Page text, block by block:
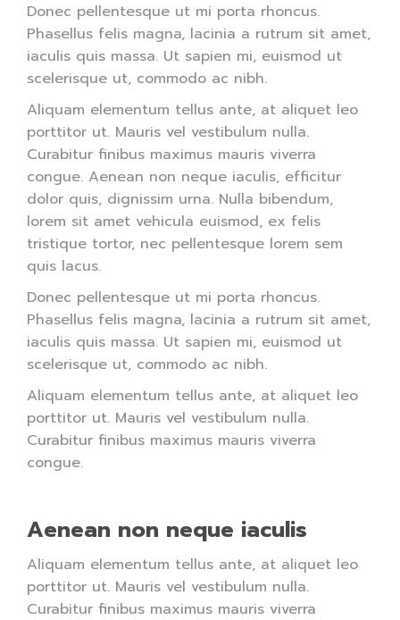
Donec pellentesque ut mi porta rhoncus.
Phasellus felis magna, lacinia a rutrum sit amet,
iaculis quis massa. Ut sapien mi, euismod ut
scelerisque ut, commodo ac nibh.
Aliquam elementum tellus ante, at aliquet leo
porttitor ut. Mauris vel vestibulum nulla.
Curabitur finibus maximus mauris viverra
congue. Aenean non neque iaculis, efficitur
dolor quis, dignissim urna. Nulla bibendum,
lorem sit amet vehicula euismod, ex felis
tristique tortor, nec pellentesque lorem sem
quis lacus.
Donec pellentesque ut mi porta rhoncus.
Phasellus felis magna, lacinia a rutrum sit amet,
iaculis quis massa. Ut sapien mi, euismod ut
scelerisque ut, commodo ac nibh.
Aliquam elementum tellus ante, at aliquet leo
porttitor ut. Mauris vel vestibulum nulla.
Curabitur finibus maximus mauris viverra
congue.
Aenean non neque iaculis
Aliquam elementum tellus ante, at aliquet leo
porttitor ut. Mauris vel vestibulum nulla.
Curabitur finibus maximus mauris viverra